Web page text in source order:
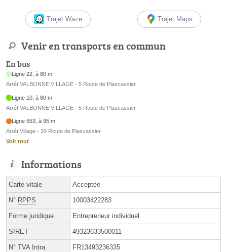
Trajet Waze Trajet Maps
Venir en transports en commun
En bus
Ligne 22, à 80 m
Arrêt VALBONNE VILLAGE - 5 Route de Plascassier
Ligne 10, à 80 m
Arrêt VALBONNE VILLAGE - 5 Route de Plascassier
Ligne 653, à 95 m
Arrêt Village - 20 Route de Plascassier
Voir tout
Informations
Carte vitale Acceptée
N° RPPS 10003422283
Forme juridique Entrepreneur individuel
SIRET 49323633500011
N° TVA Intra. FR13493236335